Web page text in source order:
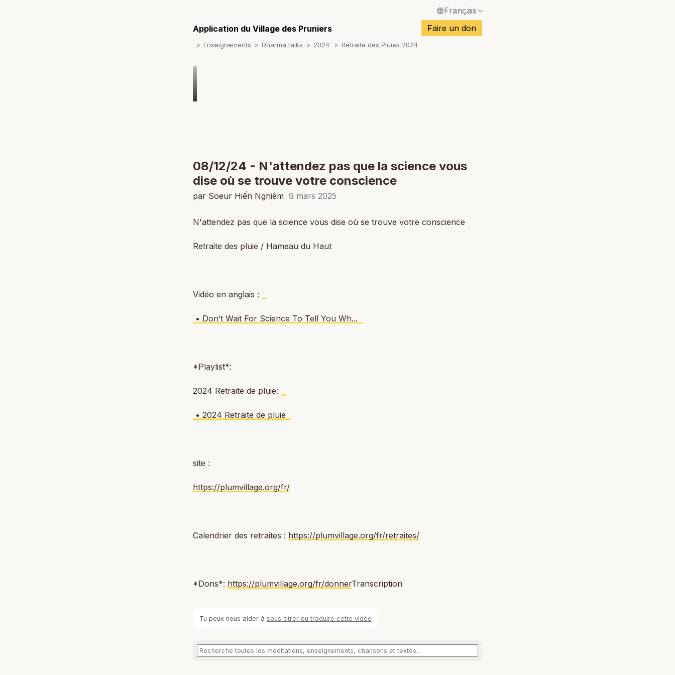
Français
English / Anglais
Español / Espagnol
Application du Village des Pruniers Faire un don
Enseignements Dharma talks 2024 Retraite des Pluies 2024
08/12/24 - N'attendez pas que la science vous
dise où se trouve votre conscience
par Soeur Hiến Nghiêm 9 mars 2025
N'attendez pas que la science vous dise où se trouve votre conscience
Retraite des pluie / Hameau du Haut
Vidéo en anglais :
• Don’t Wait For Science To Tell You Wh...
*Playlist*:
2024 Retraite de pluie:
• 2024 Retraite de pluie
site :
https://plumvillage.org/fr/
Calendrier des retraites : https://plumvillage.org/fr/retraites/
*Dons*: https://plumvillage.org/fr/donnerTranscription
Tu peux nous aider à sous-titrer ou traduire cette vidéo